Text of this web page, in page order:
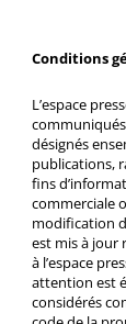
Conditions
L’espace
communiqués
désignés
publications,
fins
commerciale
modification
est mis à jour
à l’espace
attention est
considérés